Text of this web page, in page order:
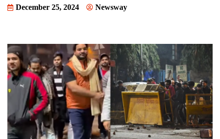
December 25, 2024 Newsway